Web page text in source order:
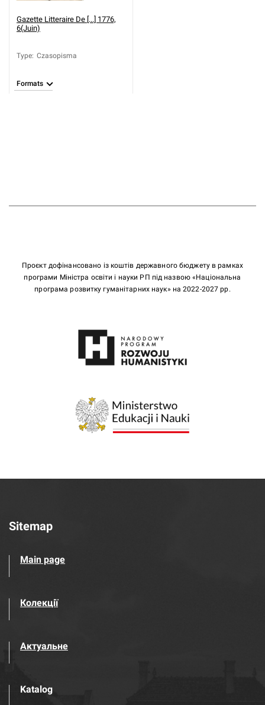
Gazette Litteraire De [...] 1776,
6(Juin)
Type: Czasopisma
Formats
Проєкт дофінансовано із коштів державного бюджету в рамках
програми Міністра освіти і науки РП під назвою «Національна
програма розвитку гуманітарних наук» на 2022-2027 рр.
Sitemap
Main page
Колекції
Актуальне
Katalog